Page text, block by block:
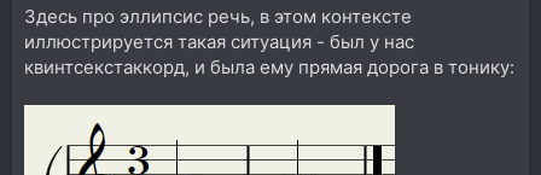
Здесь про эллипсис речь, в этом контексте
иллюстрируется такая ситуация - был у нас
квинтсекстаккорд, и была ему прямая дорога в тонику: